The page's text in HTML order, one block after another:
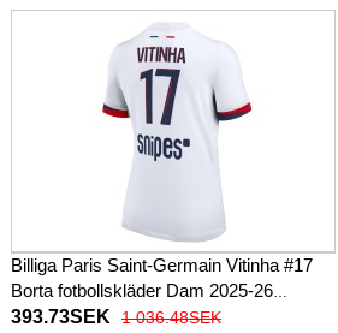
Billiga Paris Saint-Germain Vitinha #17
Borta fotbollskläder Dam 2025-26
Kortärmad
393.73SEK 1 036.48SEK